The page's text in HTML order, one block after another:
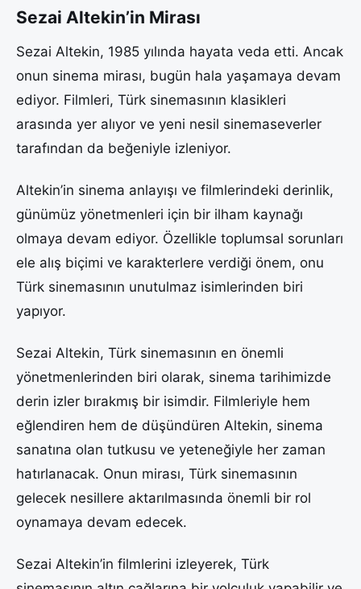
Sezai Altekin’in Mirası
Sezai Altekin, 1985 yılında hayata veda etti. Ancak
onun sinema mirası, bugün hala yaşamaya devam
ediyor. Filmleri, Türk sinemasının klasikleri
arasında yer alıyor ve yeni nesil sinemaseverler
tarafından da beğeniyle izleniyor.
Altekin’in sinema anlayışı ve filmlerindeki derinlik,
günümüz yönetmenleri için bir ilham kaynağı
olmaya devam ediyor. Özellikle toplumsal sorunları
ele alış biçimi ve karakterlere verdiği önem, onu
Türk sinemasının unutulmaz isimlerinden biri
yapıyor.
Sezai Altekin, Türk sinemasının en önemli
yönetmenlerinden biri olarak, sinema tarihimizde
derin izler bırakmış bir isimdir. Filmleriyle hem
eğlendiren hem de düşündüren Altekin, sinema
sanatına olan tutkusu ve yeteneğiyle her zaman
hatırlanacak. Onun mirası, Türk sinemasının
gelecek nesillere aktarılmasında önemli bir rol
oynamaya devam edecek.
Sezai Altekin’in filmlerini izleyerek, Türk